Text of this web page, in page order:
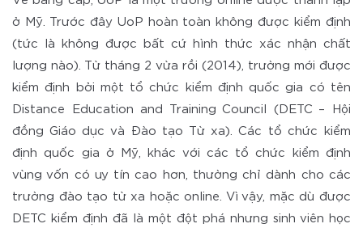
ở Mỹ. Trước đây UoP hoàn toàn không được kiểm định
(tức là không được bất cứ hình thức xác nhận chất
lượng nào). Từ tháng 2 vừa rồi (2014), trường mới được
kiểm định bởi một tổ chức kiểm định quốc gia có tên
Distance Education and Training Council (DETC – Hội
đồng Giáo dục và Đào tạo Từ xa). Các tổ chức kiểm
định quốc gia ở Mỹ, khác với các tổ chức kiểm định
vùng vốn có uy tín cao hơn, thường chỉ dành cho các
trường đào tạo từ xa hoặc online. Vì vậy, mặc dù được
DETC kiểm định đã là một đột phá nhưng sinh viên học